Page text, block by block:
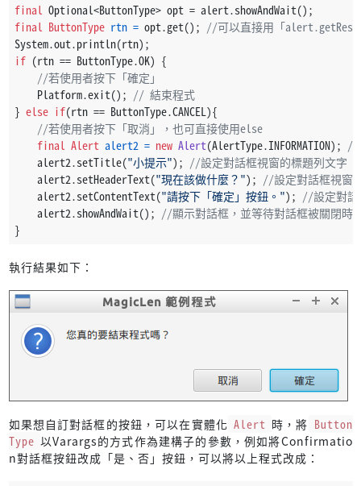
final Optional<ButtonType> opt = alert.showAndWait();
final ButtonType rtn = opt.get(); //可以直接用「
System.out.println(rtn);
if (rtn == ButtonType.OK) {
//若使用者按下「確定」
    Platform.exit();
// 結束程式
} else if(rtn == ButtonType.CANCEL){
//若使用者按下「取消」，也可直接使用else
final Alert alert2 = new Alert(AlertType.INFORMATION); //
    alert2.setTitle(
"小提示"); //設定對話框視窗的標題列文字
    alert2.setHeaderText(
"現在該做什麼？"); //設定對話框視窗
    alert2.setContentText(
"請按下「確定」按鈕。"); //設定對話
    alert2.showAndWait();
//顯示對話框，並等待對話框被關閉時
}
執行結果如下：
如果想自訂對話框的按鈕，可以在實體化 Alert 時，將 Button
Type 以Varargs的方式作為建構子的參數，例如將Confirmatio
n對話框按鈕改成「是、否」按鈕，可以將以上程式改成：